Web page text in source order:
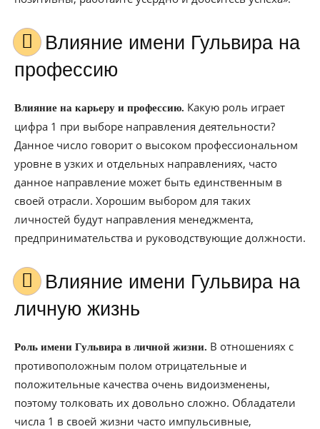
Влияние имени Гульвира на
профессию
Влияние на карьеру и профессию. Какую роль играет
цифра 1 при выборе направления деятельности?
Данное число говорит о высоком профессиональном
уровне в узких и отдельных направлениях, часто
данное направление может быть единственным в
своей отрасли. Хорошим выбором для таких
личностей будут направления менеджмента,
предпринимательства и руководствующие должности.
Влияние имени Гульвира на
личную жизнь
Роль имени Гульвира в личной жизни. В отношениях с
противоположным полом отрицательные и
положительные качества очень видоизменены,
поэтому толковать их довольно сложно. Обладатели
числа 1 в своей жизни часто импульсивные,